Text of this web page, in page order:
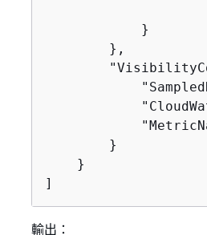
            }
        },
        }
    }
]
輸出：